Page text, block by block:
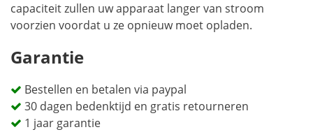
capaciteit zullen uw apparaat langer van stroom
voorzien voordat u ze opnieuw moet opladen.
Garantie
Bestellen en betalen via paypal
30 dagen bedenktijd en gratis retourneren
1 jaar garantie